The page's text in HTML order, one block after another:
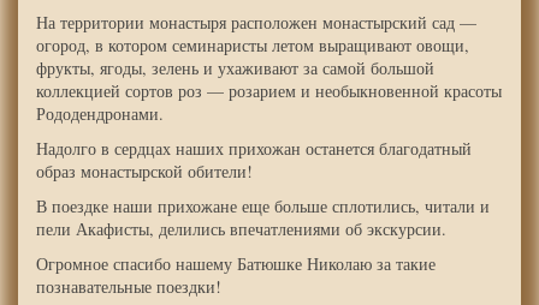
На территории монастыря расположен монастырский сад —
огород, в котором семинаристы летом выращивают овощи,
фрукты, ягоды, зелень и ухаживают за самой большой
коллекцией сортов роз — розарием и необыкновенной красоты
Рододендронами.
Надолго в сердцах наших прихожан останется благодатный
образ монастырской обители!
В поездке наши прихожане еще больше сплотились, читали и
пели Акафисты, делились впечатлениями об экскурсии.
Огромное спасибо нашему Батюшке Николаю за такие
познавательные поездки!